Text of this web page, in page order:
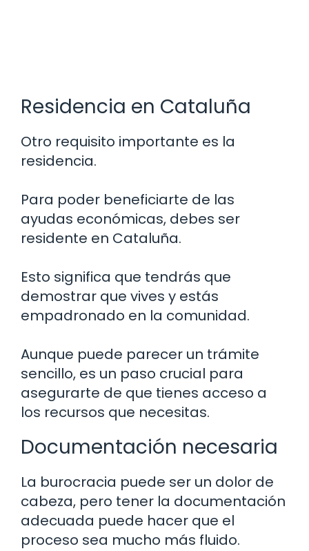
Residencia en Cataluña
Otro requisito importante es la
residencia.
Para poder beneficiarte de las
ayudas económicas, debes ser
residente en Cataluña.
Esto significa que tendrás que
demostrar que vives y estás
empadronado en la comunidad.
Aunque puede parecer un trámite
sencillo, es un paso crucial para
asegurarte de que tienes acceso a
los recursos que necesitas.
Documentación necesaria
La burocracia puede ser un dolor de
cabeza, pero tener la documentación
adecuada puede hacer que el
proceso sea mucho más fluido.